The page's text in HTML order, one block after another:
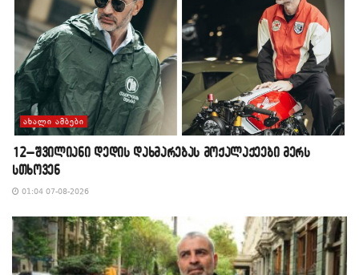
ᲐᲮᲐᲚᲘ ᲐᲛᲑᲔᲑᲘ
12–შვილიანი დედის დახმარებას მოქალაქეები მერს
სთხოვენ
01:04 07-08-2026